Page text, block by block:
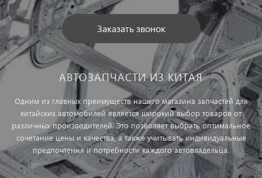
Заказать звонок
АВТОЗАПЧАСТИ ИЗ КИТАЯ
Одним из главных преимуществ нашего магазина запчастей для
китайских автомобилей является широкий выбор товаров от
различных производителей. Это позволяет выбрать оптимальное
сочетание цены и качества, а также учитывать индивидуальные
предпочтения и потребности каждого автовладельца.